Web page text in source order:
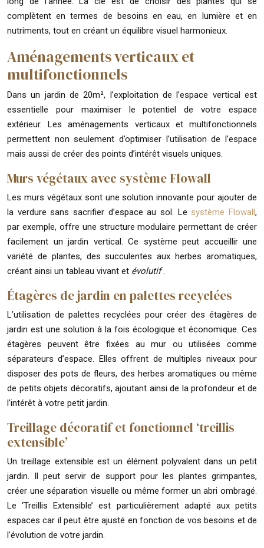
complètent en termes de besoins en eau, en lumière et en
nutriments, tout en créant un équilibre visuel harmonieux.
Aménagements verticaux et
multifonctionnels
Dans un jardin de 20m², l’exploitation de l’espace vertical est
essentielle pour maximiser le potentiel de votre espace
extérieur. Les aménagements verticaux et multifonctionnels
permettent non seulement d’optimiser l’utilisation de l’espace
mais aussi de créer des points d’intérêt visuels uniques.
Murs végétaux avec système Flowall
Les murs végétaux sont une solution innovante pour ajouter de
la verdure sans sacrifier d’espace au sol. Le système Flowall,
par exemple, offre une structure modulaire permettant de créer
facilement un jardin vertical. Ce système peut accueillir une
variété de plantes, des succulentes aux herbes aromatiques,
créant ainsi un tableau vivant et évolutif.
Étagères de jardin en palettes recyclées
L’utilisation de palettes recyclées pour créer des étagères de
jardin est une solution à la fois écologique et économique. Ces
étagères peuvent être fixées au mur ou utilisées comme
séparateurs d’espace. Elles offrent de multiples niveaux pour
disposer des pots de fleurs, des herbes aromatiques ou même
de petits objets décoratifs, ajoutant ainsi de la profondeur et de
l’intérêt à votre petit jardin.
Treillage décoratif et fonctionnel ‘treillis
extensible’
Un treillage extensible est un élément polyvalent dans un petit
jardin. Il peut servir de support pour les plantes grimpantes,
créer une séparation visuelle ou même former un abri ombragé.
Le ‘Treillis Extensible’ est particulièrement adapté aux petits
espaces car il peut être ajusté en fonction de vos besoins et de
l’évolution de votre jardin.